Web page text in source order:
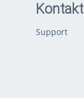
Kontakt
Support